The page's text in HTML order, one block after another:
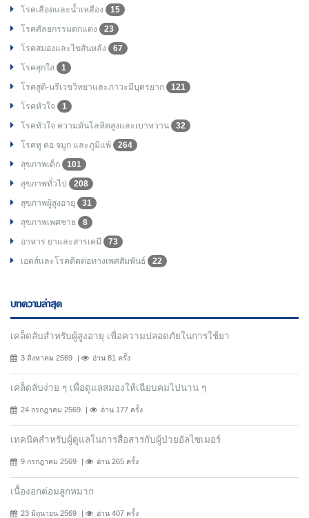
โรคเลือดและน้ำเหลือง
15
โรคศัลยกรรมตกแต่ง
23
โรคสมองและไขสันหลัง
67
โรคสุกใส
1
โรคสูติ-นรีเวชวิทยาและภาวะมีบุตรยาก
121
โรคหัวใจ
1
โรคหัวใจ ความดันโลหิตสูงและเบาหวาน
32
โรคหู คอ จมูก และภูมิแพ้
264
สุขภาพเด็ก
101
สุขภาพทั่วไป
208
สุขภาพผู้สูงอายุ
31
สุขภาพเพศชาย
8
อาหาร ยาและสารเคมี
73
เอดส์และโรคติดต่อทางเพศสัมพันธ์
22
บทความล่าสุด
เคล็ดลับสำหรับผู้สูงอายุ เพื่อความปลอดภัยในการใช้ยา
3 สิงหาคม 2569 อ่าน 81 ครั้ง
เคล็ดลับง่าย ๆ เพื่อดูแลสมองให้เฉียบคมไปนาน ๆ
24 กรกฎาคม 2569 อ่าน 177 ครั้ง
เทคนิคสำหรับผู้ดูแลในการสื่อสารกับผู้ป่วยอัลไซเมอร์
9 กรกฎาคม 2569 อ่าน 265 ครั้ง
เนื้องอกต่อมลูกหมาก
23 มิถุนายน 2569 อ่าน 407 ครั้ง